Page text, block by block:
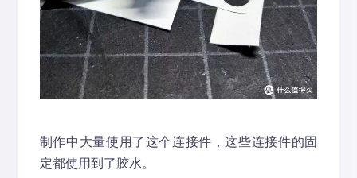
制作中大量使用了这个连接件，这些连接件的固
定都使用到了胶水。